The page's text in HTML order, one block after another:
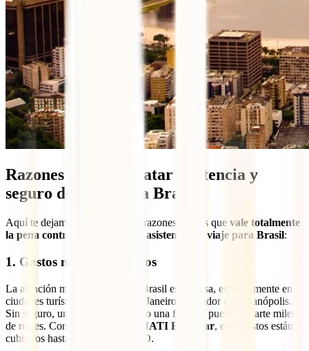
Razones para contratar asistencia y
seguro de viaje para Brasil
Aquí te dejamos las principales razones por las que vale totalmente
la pena contratar un seguro o asistencia de viaje para Brasil:
1. Gastos médicos elevados
La atención médica privada en Brasil es costosa, especialmente en
ciudades turísticas como Río de Janeiro, Salvador o Florianópolis.
Sin seguro, una simple consulta o una fractura puede costarte miles
de reales. Con una póliza como
IATI Estándar, esos gastos están
cubiertos hasta por 100,000 USD.